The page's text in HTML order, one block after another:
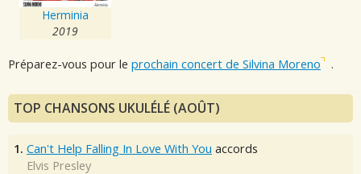
Herminia
2019
Préparez-vous pour le prochain concert de Silvina Moreno .
TOP CHANSONS UKULÉLÉ (AOÛT)
1. Can't Help Falling In Love With You accords
Elvis Presley